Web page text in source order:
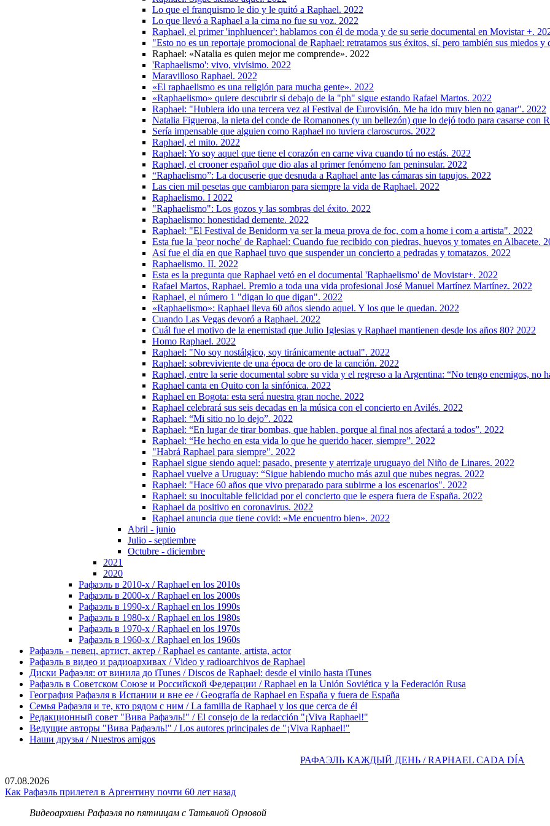
Lo que el franquismo le dio y le quitó a Raphael. 2022
Lo que llevó a Raphael a la cima no fue su voz. 2022
Raphael, el primer 'inphluencer': hablamos con él de moda y de su serie documental en Movistar +.
"Esto no es un reportaje promocional de Raphael: retratamos sus éxitos, sí, pero también sus miedos y
Raphael: «Natalia es quien mejor me comprende». 2022
'Raphaelismo': vivo, vivísimo. 2022
Maravilloso Raphael. 2022
«El raphaelismo es una religión para mucha gente». 2022
«Raphaelismo» quiere descubrir si debajo de la "ph" sigue estando Rafael Martos. 2022
Raphael: "Hubiera ido una tercera vez al Festival de Eurovisión. Me ha ido muy bien no ganar". 2022
Natalia Figueroa, la nieta del conde de Romanones (y un bellezón) que lo dejó todo para casarse con
Sería impensable que alguien como Raphael no tuviera claroscuros. 2022
Raphael, el mito. 2022
Raphael: Yo soy aquel que tiene el corazón en carne viva cuando tú no estás. 2022
Raphael, el crooner español que dio alas al primer fenómeno fan peninsular. 2022
“Raphaelismo”: La docuserie que desnuda a Raphael ante las cámaras sin tapujos. 2022
Las cien mil pesetas que cambiaron para siempre la vida de Raphael. 2022
Raphaelismo. I 2022
"Raphaelismo": Los gozos y las sombras del éxito. 2022
Raphaelismo: honestidad demente. 2022
Raphael: "El Festival de Benidorm va ser la meua prova de foc, com a home i com a artista". 2022
Esta fue la 'peor noche' de Raphael: Cuando fue recibido con piedras, huevos y tomates en Albacete.
Así fue el día en que Raphael tuvo que suspender un concierto a pedradas y tomatazos. 2022
Raphaelismo. II. 2022
Esta es la pregunta que Raphael vetó en el documental 'Raphaelismo' de Movistar+. 2022
Rafael Martos, Raphael. Premio a toda una vida profesional José Manuel Martínez Martínez. 2022
Raphael, el número 1 "digan lo que digan". 2022
«Raphaelismo»: Raphael lleva 60 años siendo aquel. Y los que le quedan. 2022
Cuando Las Vegas devoró a Raphael. 2022
Cuál fue el motivo de la enemistad que Julio Iglesias y Raphael mantienen desde los años 80? 2022
Homo Raphael. 2022
Raphael: "No soy nostálgico, soy tiránicamente actual". 2022
Raphael: sobreviviente de una época de oro de la canción. 2022
Raphael, entre la serie documental sobre su vida y el regreso a la Argentina: “No tengo enemigos, no
Raphael canta en Quito con la sinfónica. 2022
Raphael en Bogota: esta será nuestra gran noche. 2022
Raphael celebrará sus seis decadas en la música con el concierto en Avilés. 2022
Raphael: “Mi sitio no lo dejo”. 2022
Raphael: “En lugar de tirar bombas, que hablen, porque al final nos afectará a todos”. 2022
Raphael: “He hecho en esta vida lo que he querido hacer, siempre”. 2022
"Habrá Raphael para siempre". 2022
Raphael sigue siendo aquel: pasado, presente y aterrizaje uruguayo del Niño de Linares. 2022
Raphael vuelve a Uruguay: “Sigue habiendo mucho más azul que nubes negras. 2022
Raphael: "Hace 60 años que vivo preparado para subirme a los escenarios". 2022
Raphael: su inocultable felicidad por el concierto que le espera fuera de España. 2022
Raphael da positivo en coronavirus. 2022
Raphael anuncia que tiene covid: «Me encuentro bien». 2022
Abril - junio
Julio - septiembre
Octubre - diciembre
2021
2020
Рафаэль в 2010-х / Raphael en los 2010s
Рафаэль в 2000-х / Raphael en los 2000s
Рафаэль в 1990-х / Raphael en los 1990s
Рафаэль в 1980-х / Raphael en los 1980s
Рафаэль в 1970-х / Raphael en los 1970s
Рафаэль в 1960-х / Raphael en los 1960s
Рафаэль - певец, артист, актер / Raphael es cantante, artista, actor
Рафаэль в видео и радиоархивах / Video y radioarchivos de Raphael
Диски Рафаэля: от винила до iTunes / Discos de Raphael: desde el vinilo hasta iTunes
Рафаэль в Советском Союзе и Российской Федерации / Raphael en la Unión Soviética y la Federación Rusa
География Рафаэля в Испании и вне ее / Geografía de Raphael en España y fuera de España
Семья Рафаэля и те, кто рядом с ним / La familia de Raphael y los que cerca de él
Редакционный совет "Вива Рафаэль!" / El consejo de la redacción "¡Viva Raphael!"
Ведущие авторы "Вива Рафаэль!" / Los autores principales de "¡Viva Raphael!"
Наши друзья / Nuestros amigos
РАФАЭЛЬ КАЖДЫЙ ДЕНЬ / RAPHAEL CADA DÍA
07.08.2026
Как Рафаэль прилетел в Аргентину почти 60 лет назад
Видеоархивы Рафаэля по пятницам с Татьяной Орловой